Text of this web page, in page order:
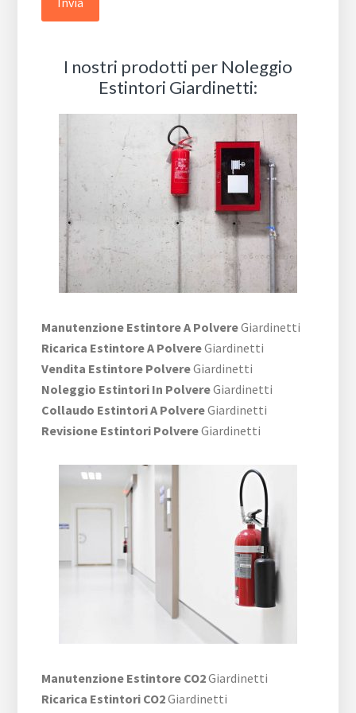
I nostri prodotti per Noleggio
Estintori Giardinetti:
Manutenzione Estintore A PolvereGiardinetti
Ricarica Estintore A PolvereGiardinetti
Vendita Estintore PolvereGiardinetti
Noleggio Estintori In PolvereGiardinetti
Collaudo Estintori A PolvereGiardinetti
Revisione Estintori PolvereGiardinetti
Manutenzione Estintore CO2Giardinetti
Ricarica Estintori CO2Giardinetti